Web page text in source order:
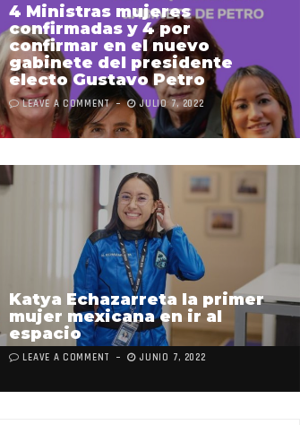
4 Ministras mujeres
confirmadas y 4 por
confirmar en el nuevo
gabinete del presidente
electo Gustavo Petro
LEAVE A COMMENT JULIO 7, 2022
Katya Echazarreta la primer
mujer mexicana en ir al
espacio
LEAVE A COMMENT JUNIO 7, 2022